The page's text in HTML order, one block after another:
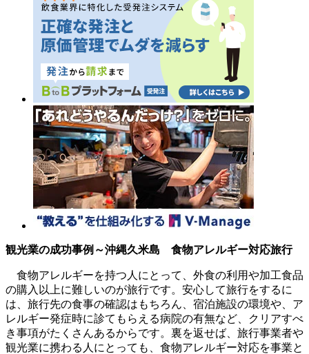
観光業の成功事例～沖縄久米島 食物アレルギー対応旅行
食物アレルギーを持つ人にとって、外食の利用や加工食品
の購入以上に難しいのが旅行です。安心して旅行をするに
は、旅行先の食事の確認はもちろん、宿泊施設の環境や、ア
レルギー発症時に診てもらえる病院の有無など、クリアすべ
き事項がたくさんあるからです。裏を返せば、旅行事業者や
観光業に携わる人にとっても、食物アレルギー対応を事業と